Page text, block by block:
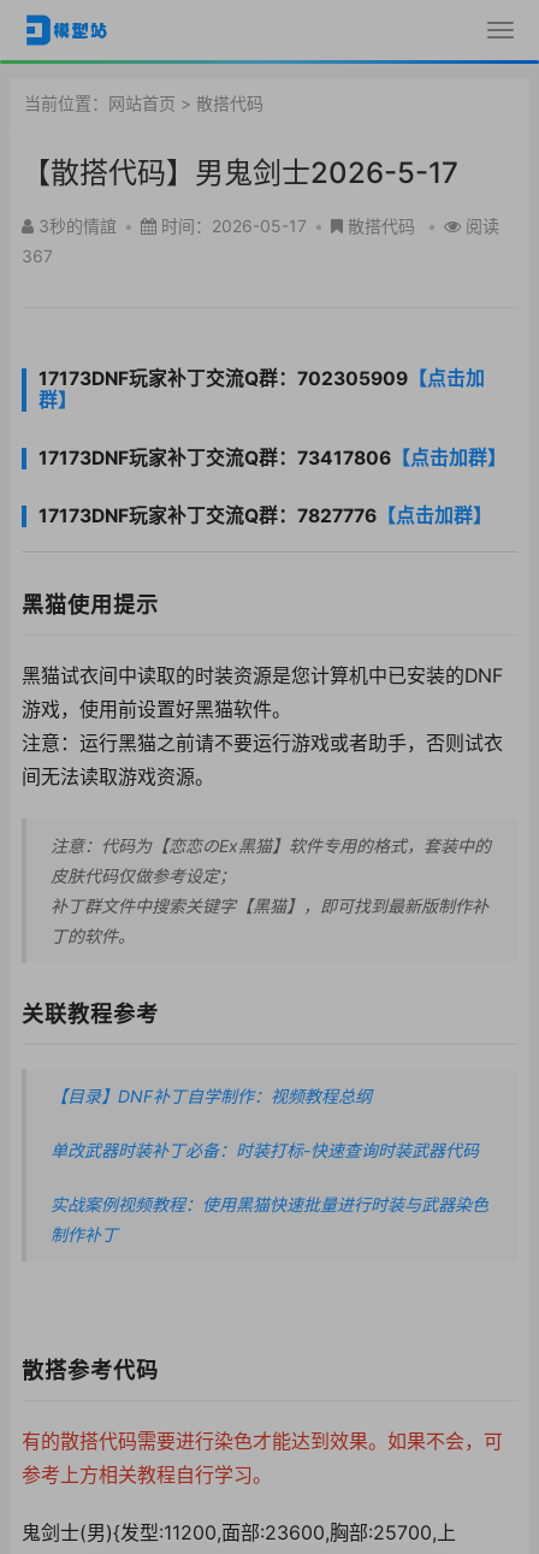
当前位置： 网站首页 > 散搭代码
【散搭代码】男鬼剑士2026-5-17
3秒的情誼 • 时间：2026-05-17 • 散搭代码 •
阅读
367
17173DNF玩家补丁交流Q群：702305909 【点击加
群】
17173DNF玩家补丁交流Q群：73417806 【点击加群】
17173DNF玩家补丁交流Q群：7827776 【点击加群】
黑猫使用提示
黑猫试衣间中读取的时装资源是您计算机中已安装的DNF
游戏，使用前设置好黑猫软件。
注意：运行黑猫之前请不要运行游戏或者助手，否则试衣
间无法读取游戏资源。
注意：代码为【恋恋のEx黑猫】软件专用的格式，套装中的
皮肤代码仅做参考设定；
补丁群文件中搜索关键字【黑猫】，即可找到最新版制作补
丁的软件。
关联教程参考
【目录】DNF补丁自学制作：视频教程总纲
单改武器时装补丁必备：时装打标-快速查询时装武器代码
实战案例视频教程：使用黑猫快速批量进行时装与武器染色
制作补丁
散搭参考代码
有的散搭代码需要进行染色才能达到效果。如果不会，可
参考上方相关教程自行学习。
鬼剑士(男){发型:11200,面部:23600,胸部:25700,上